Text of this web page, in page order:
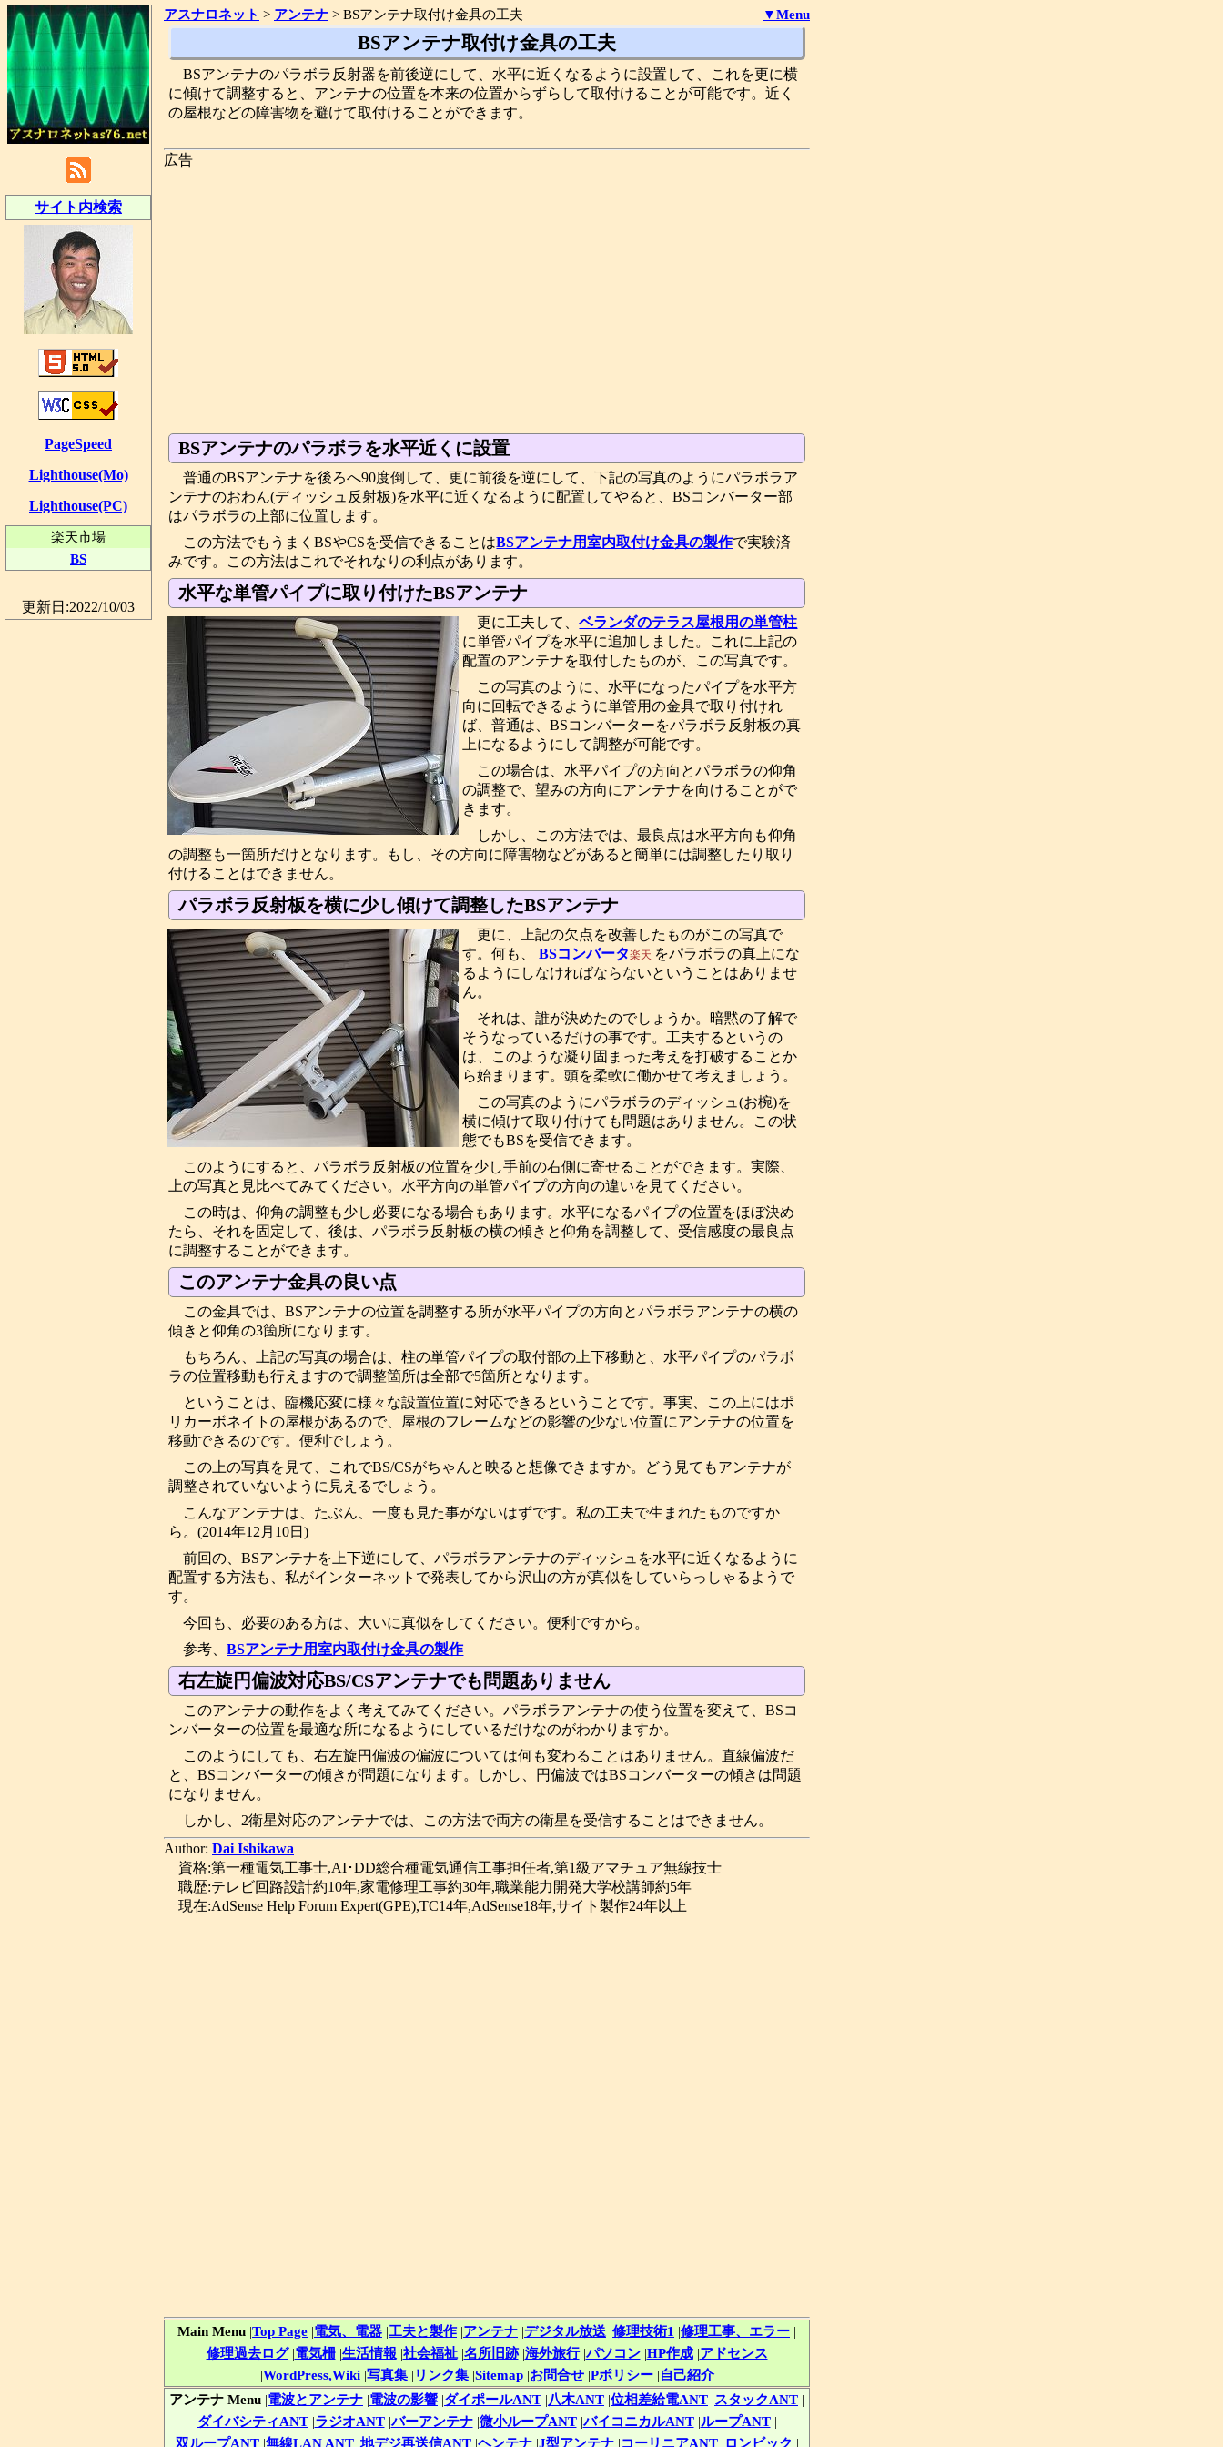
アスナロネット > アンテナ > BSアンテナ取付け金具の工夫 ▼Menu
BSアンテナ取付け金具の工夫
BSアンテナのパラボラ反射器を前後逆にして、水平に近くなるように設置して、これを更に横
に傾けて調整すると、アンテナの位置を本来の位置からずらして取付けることが可能です。近く
の屋根などの障害物を避けて取付けることができます。
広告
BSアンテナのパラボラを水平近くに設置
普通のBSアンテナを後ろへ90度倒して、更に前後を逆にして、下記の写真のようにパラボラア
ンテナのおわん(ディッシュ反射板)を水平に近くなるように配置してやると、BSコンバーター部
はパラボラの上部に位置します。
この方法でもうまくBSやCSを受信できることはBSアンテナ用室内取付け金具の製作で実験済
みです。この方法はこれでそれなりの利点があります。
水平な単管パイプに取り付けたBSアンテナ
更に工夫して、ベランダのテラス屋根用の単管柱
に単管パイプを水平に追加しました。これに上記の
配置のアンテナを取付したものが、この写真です。
この写真のように、水平になったパイプを水平方
向に回転できるように単管用の金具で取り付けれ
ば、普通は、BSコンバーターをパラボラ反射板の真
上になるようにして調整が可能です。
この場合は、水平パイプの方向とパラボラの仰角
の調整で、望みの方向にアンテナを向けることがで
きます。
しかし、この方法では、最良点は水平方向も仰角
の調整も一箇所だけとなります。もし、その方向に障害物などがあると簡単には調整したり取り
付けることはできません。
パラボラ反射板を横に少し傾けて調整したBSアンテナ
更に、上記の欠点を改善したものがこの写真で
す。何も、 BSコンバータ楽天 をパラボラの真上にな
るようにしなければならないということはありませ
ん。
それは、誰が決めたのでしょうか。暗黙の了解で
そうなっているだけの事です。工夫するというの
は、このような凝り固まった考えを打破することか
ら始まります。頭を柔軟に働かせて考えましょう。
この写真のようにパラボラのディッシュ(お椀)を
横に傾けて取り付けても問題はありません。この状
態でもBSを受信できます。
このようにすると、パラボラ反射板の位置を少し手前の右側に寄せることができます。実際、
上の写真と見比べてみてください。水平方向の単管パイプの方向の違いを見てください。
この時は、仰角の調整も少し必要になる場合もあります。水平になるパイプの位置をほぼ決め
たら、それを固定して、後は、パラボラ反射板の横の傾きと仰角を調整して、受信感度の最良点
に調整することができます。
このアンテナ金具の良い点
この金具では、BSアンテナの位置を調整する所が水平パイプの方向とパラボラアンテナの横の
傾きと仰角の3箇所になります。
もちろん、上記の写真の場合は、柱の単管パイプの取付部の上下移動と、水平パイプのパラボ
ラの位置移動も行えますので調整箇所は全部で5箇所となります。
ということは、臨機応変に様々な設置位置に対応できるということです。事実、この上にはポ
リカーボネイトの屋根があるので、屋根のフレームなどの影響の少ない位置にアンテナの位置を
移動できるのです。便利でしょう。
この上の写真を見て、これでBS/CSがちゃんと映ると想像できますか。どう見てもアンテナが
調整されていないように見えるでしょう。
こんなアンテナは、たぶん、一度も見た事がないはずです。私の工夫で生まれたものですか
ら。(2014年12月10日)
前回の、BSアンテナを上下逆にして、パラボラアンテナのディッシュを水平に近くなるように
配置する方法も、私がインターネットで発表してから沢山の方が真似をしていらっしゃるようで
す。
今回も、必要のある方は、大いに真似をしてください。便利ですから。
参考、BSアンテナ用室内取付け金具の製作
右左旋円偏波対応BS/CSアンテナでも問題ありません
このアンテナの動作をよく考えてみてください。パラボラアンテナの使う位置を変えて、BSコ
ンバーターの位置を最適な所になるようにしているだけなのがわかりますか。
このようにしても、右左旋円偏波の偏波については何も変わることはありません。直線偏波だ
と、BSコンバーターの傾きが問題になります。しかし、円偏波ではBSコンバーターの傾きは問題
になりません。
しかし、2衛星対応のアンテナでは、この方法で両方の衛星を受信することはできません。
Author: Dai Ishikawa
資格:第一種電気工事士,AI･DD総合種電気通信工事担任者,第1級アマチュア無線技士
職歴:テレビ回路設計約10年,家電修理工事約30年,職業能力開発大学校講師約5年
現在:AdSense Help Forum Expert(GPE),TC14年,AdSense18年,サイト製作24年以上
Main Menu |Top Page |電気、電器 |工夫と製作 |アンテナ |デジタル放送 |修理技術1 |修理工事、エラー |
修理過去ログ|電気柵|生活情報 |社会福祉|名所旧跡|海外旅行|パソコン|HP作成|アドセンス
|WordPress,Wiki|写真集| リンク集|Sitemap|お問合せ|Pポリシー|自己紹介
アンテナ Menu |電波とアンテナ |電波の影響 |ダイポールANT |八木ANT |位相差給電ANT |スタックANT |
ダイバシティANT|ラジオANT|バーアンテナ|微小ループANT|バイコニカルANT|ループANT|
双ループANT|無線LAN ANT|地デジ再送信ANT|ヘンテナ|J型アンテナ|コーリニアANT|ロンビック |
サイト内検索
PageSpeed
Lighthouse(Mo)
Lighthouse(PC)
楽天市場
BS
更新日:2022/10/03